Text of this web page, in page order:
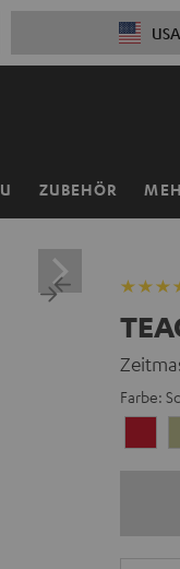
USA
ZUBEHÖR
Farbe: